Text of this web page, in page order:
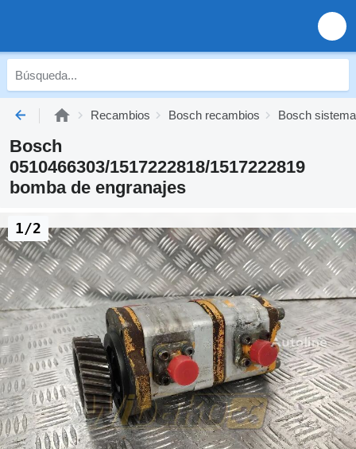
Recambios Bosch recambios Bosch
Bosch
0510466303/1517222818/1517222819
bomba de engranajes
1/2